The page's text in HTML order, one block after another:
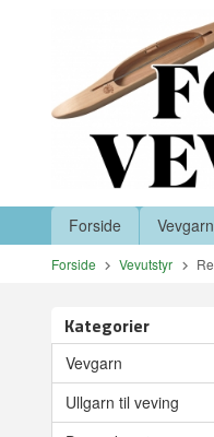
Produkter
Forside Vevgarn
Forside Vevutstyr
Kategorier
Vevgarn
Ullgarn til veving